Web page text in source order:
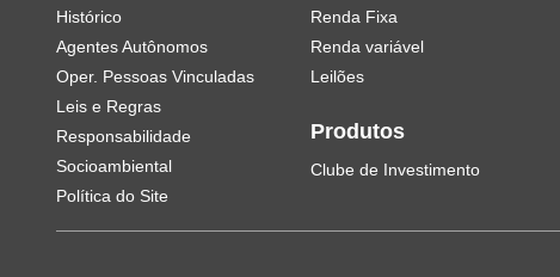
Histórico
Agentes Autônomos
Oper. Pessoas Vinculadas
Leis e Regras
Responsabilidade
Socioambiental
Política do Site
Renda Fixa
Renda variável
Leilões
Produtos
Clube de Investimento